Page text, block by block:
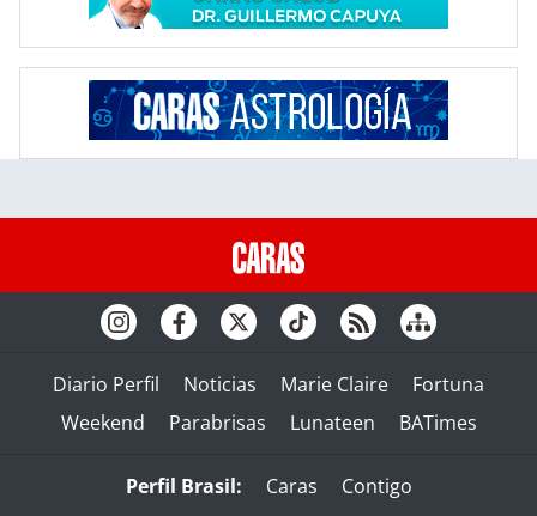
Diario Perfil Noticias Marie Claire
Fortuna
Weekend
Parabrisas Lunateen BATimes
Perfil Brasil: Caras
Contigo